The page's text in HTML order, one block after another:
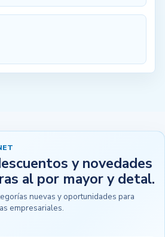
y novedades
al por mayor y detal.
nuevas y oportunidades para
empresariales.